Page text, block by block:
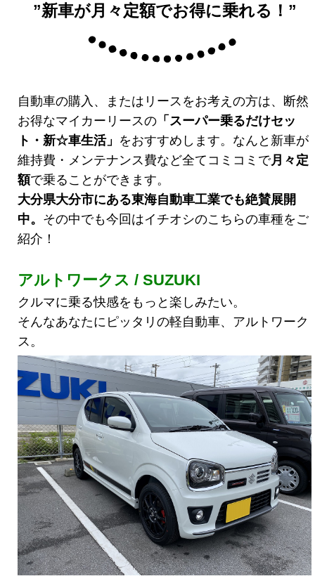
”新車が月々定額でお得に乗れる！”
自動車の購入、またはリースをお考えの方は、断然
お得なマイカーリースの 「スーパー乗るだけセッ
ト・新☆車生活」 をおすすめします。なんと新車が
維持費・メンテナンス費など全てコミコミで月々定
額で乗ることができます。
大分県大分市にある東海自動車工業でも絶賛展開
中。 その中でも今回はイチオシのこちらの車種をご
紹介！
アルトワークス / SUZUKI
クルマに乗る快感をもっと楽しみたい。
そんなあなたにピッタリの軽自動車、アルトワーク
ス。